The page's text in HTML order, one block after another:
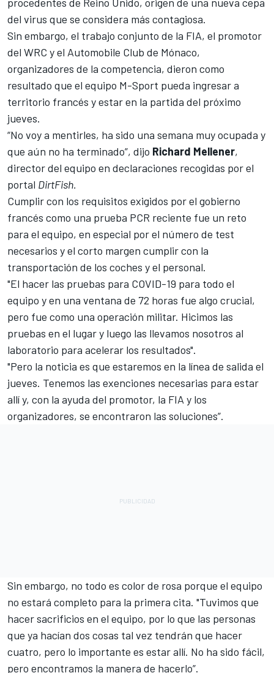
del virus que se considera más contagiosa.
Sin embargo, el trabajo conjunto de la FIA, el promotor
del WRC y el Automobile Club de Mónaco,
organizadores de la competencia, dieron como
resultado que el equipo M-Sport pueda ingresar a
territorio francés y estar en la partida del próximo
jueves.
“No voy a mentirles, ha sido una semana muy ocupada y
que aún no ha terminado”, dijo Richard Mellener,
director del equipo en declaraciones recogidas por el
portal DirtFish.
Cumplir con los requisitos exigidos por el gobierno
francés como una prueba PCR reciente fue un reto
para el equipo, en especial por el número de test
necesarios y el corto margen cumplir con la
transportación de los coches y el personal.
"El hacer las pruebas para COVID-19 para todo el
equipo y en una ventana de 72 horas fue algo crucial,
pero fue como una operación militar. Hicimos las
pruebas en el lugar y luego las llevamos nosotros al
laboratorio para acelerar los resultados".
"Pero la noticia es que estaremos en la línea de salida el
jueves. Tenemos las exenciones necesarias para estar
allí y, con la ayuda del promotor, la FIA y los
organizadores, se encontraron las soluciones”.
Sin embargo, no todo es color de rosa porque el equipo
no estará completo para la primera cita. "Tuvimos que
hacer sacrificios en el equipo, por lo que las personas
que ya hacían dos cosas tal vez tendrán que hacer
cuatro, pero lo importante es estar allí. No ha sido fácil,
pero encontramos la manera de hacerlo”.